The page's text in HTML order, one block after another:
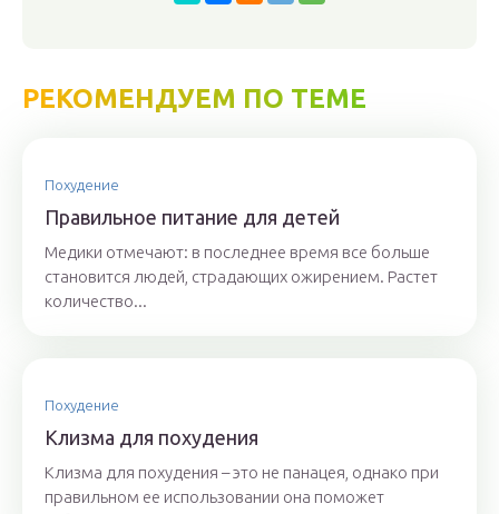
РЕКОМЕНДУЕМ ПО ТЕМЕ
Похудение
Правильное питание для детей
Медики отмечают: в последнее время все больше
становится людей, страдающих ожирением. Растет
количество...
Похудение
Клизма для похудения
Клизма для похудения – это не панацея, однако при
правильном ее использовании она поможет